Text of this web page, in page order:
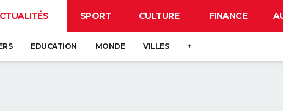
SPORT CULTURE FINANCE
EDUCATION MONDE VILLES +